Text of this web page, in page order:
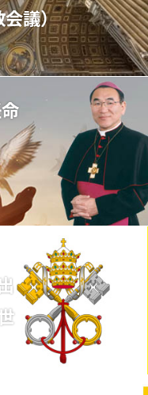
議）